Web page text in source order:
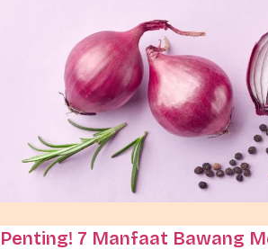
Penting! 7 Manfaat Bawang